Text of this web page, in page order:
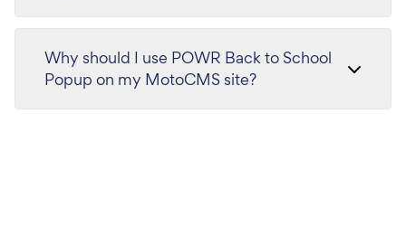
Why should I use POWR Back to School
Popup on my MotoCMS site?